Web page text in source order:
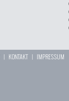
| KONTAKT| IMPRESSUM